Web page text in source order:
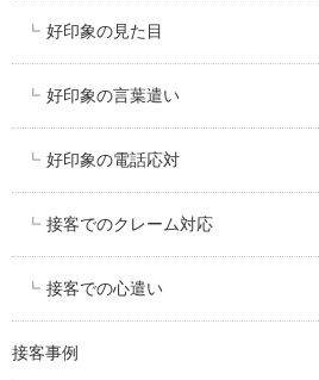
好印象の見た目
好印象の言葉遣い
好印象の電話応対
接客でのクレーム対応
接客での心遣い
接客事例